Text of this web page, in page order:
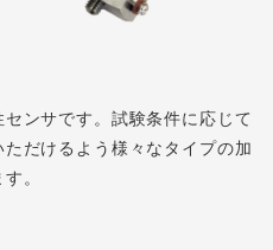
ンサです。試験条件に応じて
だけるよう様々なタイプの加
。